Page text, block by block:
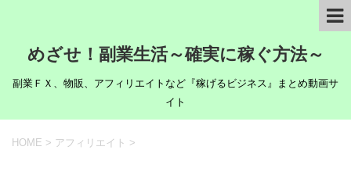
めざせ！副業生活～確実に稼ぐ方法～
副業ＦＸ、物販、アフィリエイトなど『稼げるビジネス』まとめ動画サ
イト
HOME > アフィリエイト >